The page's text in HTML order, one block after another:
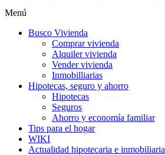
Menú
Busco Vivienda
Comprar vivienda
Alquiler vivienda
Vender vivienda
Inmobilliarias
Hipotecas, seguro y ahorro
Hipotecas
Seguros
Ahorro y economía familiar
Tips para el hogar
WIKI
Actualidad hipotecaria e inmobiliaria